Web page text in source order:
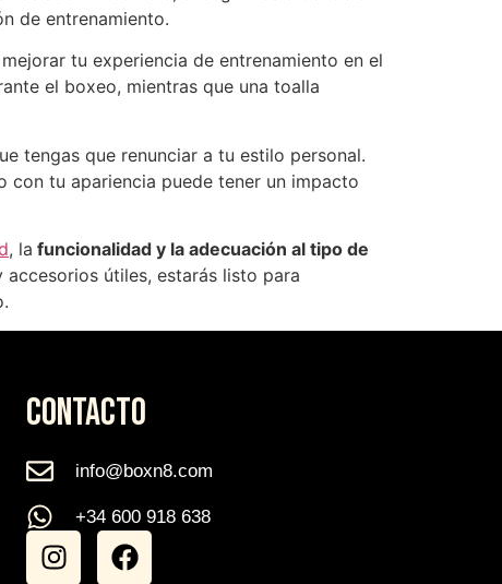
de entrenamiento.
tu experiencia de entrenamiento en el
el boxeo, mientras que una toalla
tengas que renunciar a tu estilo personal.
con tu apariencia puede tener un impacto
, la funcionalidad y la adecuación al tipo de
útiles, estarás listo para
CONTACTO
info@boxn8.com
+34 600 918 638